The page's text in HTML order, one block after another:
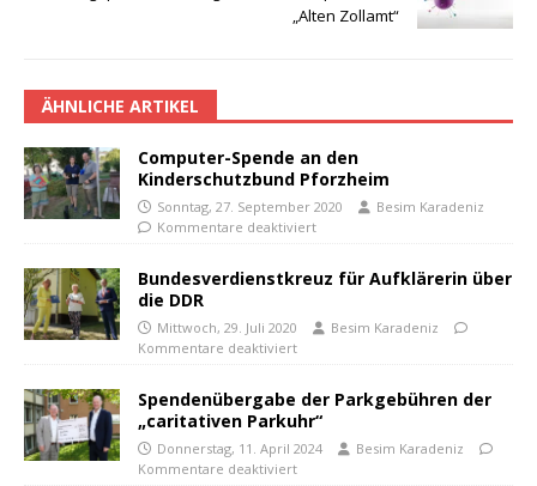
„Alten Zollamt“
ÄHNLICHE ARTIKEL
Computer-Spende an den
Kinderschutzbund Pforzheim
Sonntag, 27. September 2020
Besim Karadeniz
Kommentare deaktiviert
Bundesverdienstkreuz für Aufklärerin über
die DDR
Mittwoch, 29. Juli 2020
Besim Karadeniz
Kommentare deaktiviert
Spendenübergabe der Parkgebühren der
„caritativen Parkuhr“
Donnerstag, 11. April 2024
Besim Karadeniz
Kommentare deaktiviert